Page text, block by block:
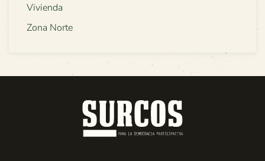
Vivienda
Zona Norte